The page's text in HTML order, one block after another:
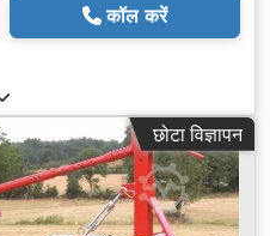
कॉल करें
छोटा विज्ञापन